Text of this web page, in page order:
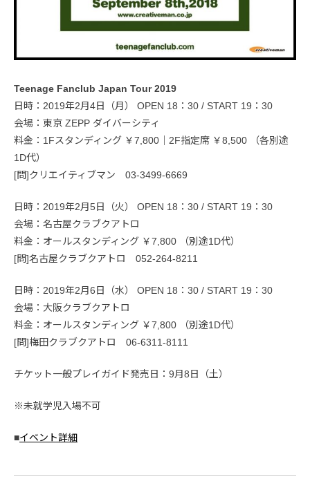
Teenage Fanclub Japan Tour 2019
日時：2019年2月4日（月） OPEN 18：30 / START 19：30
会場：東京 ZEPP ダイバーシティ
料金：1Fスタンディング ￥7,800｜2F指定席 ￥8,500 （各別途
1D代）
[問]クリエイティブマン 03-3499-6669
日時：2019年2月5日（火） OPEN 18：30 / START 19：30
会場：名古屋クラブクアトロ
料金：オールスタンディング ￥7,800 （別途1D代）
[問]名古屋クラブクアトロ 052-264-8211
日時：2019年2月6日（水） OPEN 18：30 / START 19：30
会場：大阪クラブクアトロ
料金：オールスタンディング ￥7,800 （別途1D代）
[問]梅田クラブクアトロ 06-6311-8111
チケット一般プレイガイド発売日：9月8日（土）
※未就学児入場不可
■イベント詳細